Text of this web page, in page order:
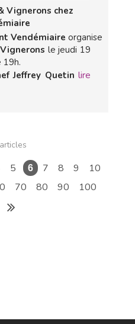
Vignerons chez
Vendémiaire organise
le jeudi 19
19h.
Jeffrey Quetin lire
5 6 7 8 9
10
70 80 90 100